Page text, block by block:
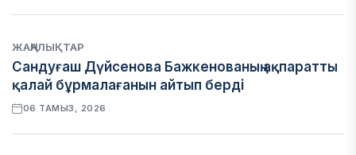
ЖАҢАЛЫҚТАР
Сандуғаш Дүйсенова Бажкенованың ақпаратты
қалай бұрмалағанын айтып берді
06 ТАМЫЗ, 2026